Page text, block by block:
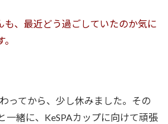
も、最近どう過ごしていたのか気に
ってから、少し休みました。その
一緒に、KeSPAカップに向けて頑張